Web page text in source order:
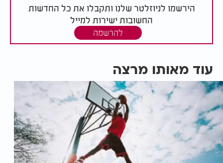
הירשמו לניוזלטר שלנו ותקבלו את כל החדשות
החשובות ישירות למייל
להרשמה
עוד מאותו מרצה